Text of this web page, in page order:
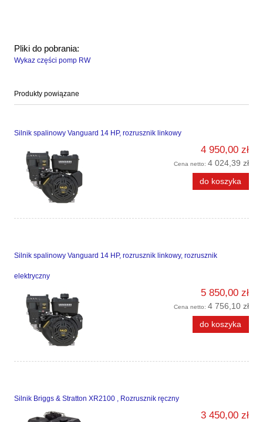
Pliki do pobrania:
Wykaz części pomp RW
Produkty powiązane
Silnik spalinowy Vanguard 14 HP, rozrusznik linkowy
4 950,00 zł
Cena netto: 4 024,39 zł
do koszyka
Silnik spalinowy Vanguard 14 HP, rozrusznik linkowy, rozrusznik
elektryczny
5 850,00 zł
Cena netto: 4 756,10 zł
do koszyka
Silnik Briggs & Stratton XR2100 , Rozrusznik ręczny
3 450,00 zł